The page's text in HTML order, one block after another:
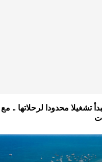
تشغيلا محدودا لرحلاتها ..